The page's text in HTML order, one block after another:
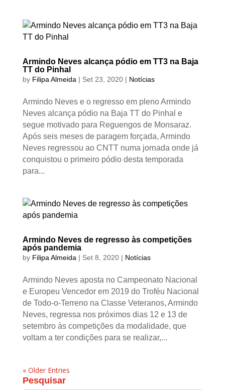
Armindo Neves alcança pódio em TT3 na Baja
TT do Pinhal
by Filipa Almeida | Set 23, 2020| Notícias
Armindo Neves e o regresso em pleno Armindo
Neves alcança pódio na Baja TT do Pinhal e
segue motivado para Reguengos de Monsaraz.
Após seis meses de paragem forçada, Armindo
Neves regressou ao CNTT numa jornada onde já
conquistou o primeiro pódio desta temporada
para...
Armindo Neves de regresso às competições
após pandemia
by Filipa Almeida | Set 8, 2020| Notícias
Armindo Neves aposta no Campeonato Nacional
e Europeu Vencedor em 2019 do Troféu Nacional
de Todo-o-Terreno na Classe Veteranos, Armindo
Neves, regressa nos próximos dias 12 e 13 de
setembro às competições da modalidade, que
voltam a ter condições para se realizar,...
« Older Entries
Pesquisar